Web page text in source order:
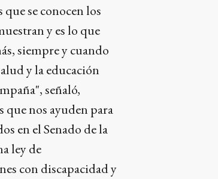
se conocen los
y es lo que
siempre y cuando
y la educación
señaló,
que nos ayuden para
en el Senado de la
ley de
con discapacidad y